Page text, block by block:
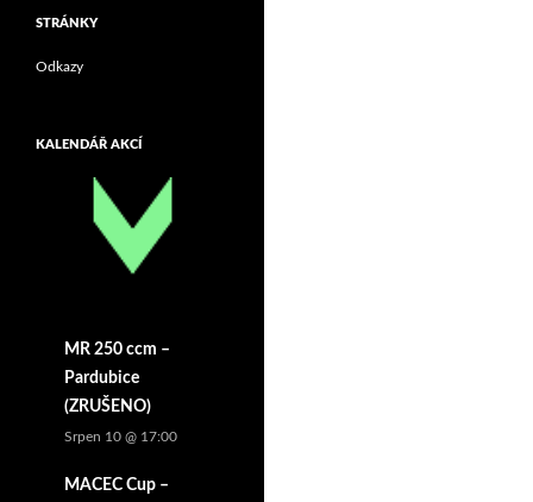
STRÁNKY
Odkazy
KALENDÁŘ AKCÍ
MR 250 ccm –
Pardubice
(ZRUŠENO)
Srpen 10 @ 17:00
MACEC Cup –